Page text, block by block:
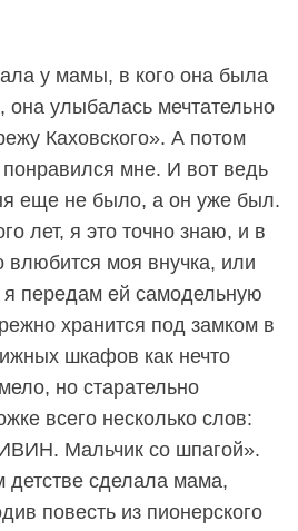
у мамы, в кого она была
улыбалась мечтательно
Каховского». А потом
мне. И вот ведь
еще не было, а он уже был.
лет, я это точно знаю, и в
влюбится моя внучка, или
передам ей самодельную
хранится под замком в
шкафов как нечто
но старательно
всего несколько слов:
Мальчик со шпагой».
детстве сделала мама,
повесть из пионерского